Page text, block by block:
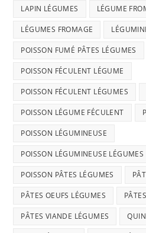
LAPIN LÉGUMES LÉGUME
LÉGUMES FROMAGE
POISSON FUMÉ PÂTES LÉGUMES
POISSON FÉCULENT LÉGUME
POISSON FÉCULENT LÉGUMES
POISSON LÉGUME FÉCULENT
POISSON LÉGUMINEUSE
POISSON LÉGUMINEUSE LÉGUMES
POISSON PÂTES LÉGUMES
PÂTES OEUFS LÉGUMES
PÂTES VIANDE LÉGUMES